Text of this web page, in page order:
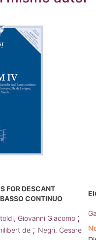
FOR DESCANT
CONTINUO
Giovanni Giacomo ;
de ; Negri, Cesare